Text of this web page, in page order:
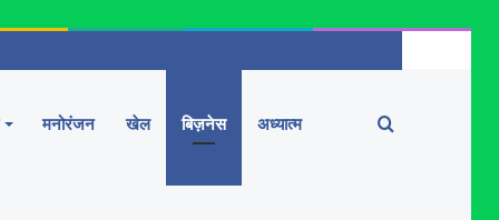
मनोरंजन खेल बिज़नेस अध्यात्म Search